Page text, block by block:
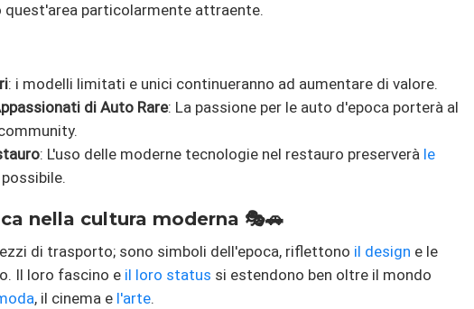
particolarmente attraente.
: i modelli limitati e unici continueranno ad aumentare di valore.
di Auto Rare: La passione per le auto d'epoca porterà al
: L'uso delle moderne tecnologie nel restauro preserverà le
nella cultura moderna 🎭🚗
di trasporto; sono simboli dell'epoca, riflettono il design e le
Il loro fascino e il loro status si estendono ben oltre il mondo
, il cinema e l'arte.